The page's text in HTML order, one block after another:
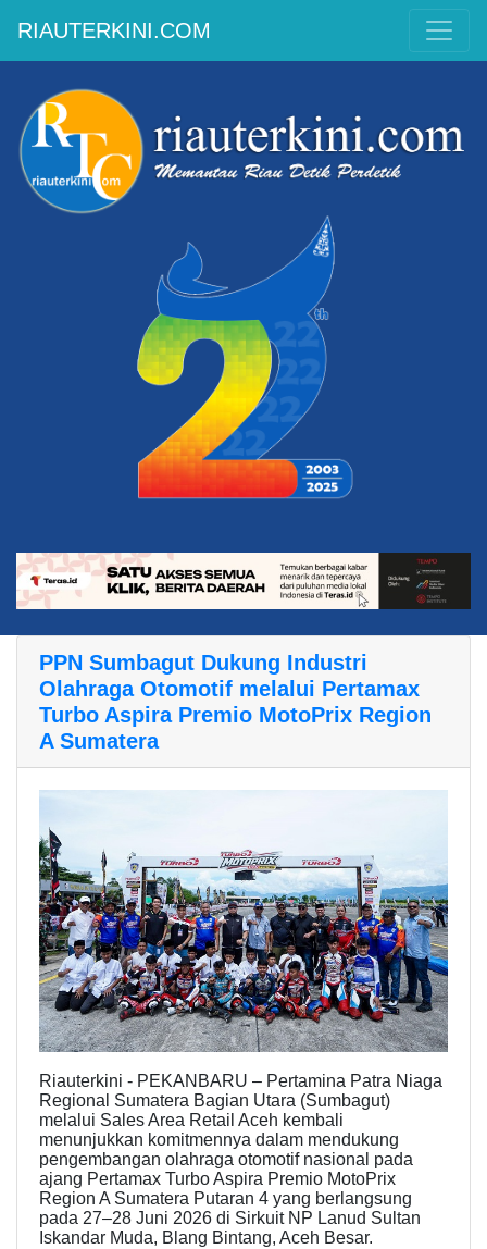
RIAUTERKINI.COM
PPN Sumbagut Dukung Industri
Olahraga Otomotif melalui Pertamax
Turbo Aspira Premio MotoPrix Region
A Sumatera
Riauterkini - PEKANBARU – Pertamina Patra Niaga
Regional Sumatera Bagian Utara (Sumbagut)
melalui Sales Area Retail Aceh kembali
menunjukkan komitmennya dalam mendukung
pengembangan olahraga otomotif nasional pada
ajang Pertamax Turbo Aspira Premio MotoPrix
Region A Sumatera Putaran 4 yang berlangsung
pada 27–28 Juni 2026 di Sirkuit NP Lanud Sultan
Iskandar Muda, Blang Bintang, Aceh Besar.